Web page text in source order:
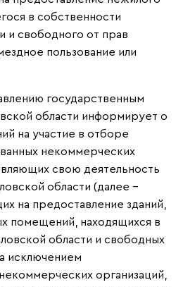
в собственности
и свободного от прав
пользование или
государственным
области информирует о
на участие в отборе
некоммерческих
свою деятельность
области (далее –
на предоставление зданий,
помещений, находящихся в
области и свободных
исключением
организаций,